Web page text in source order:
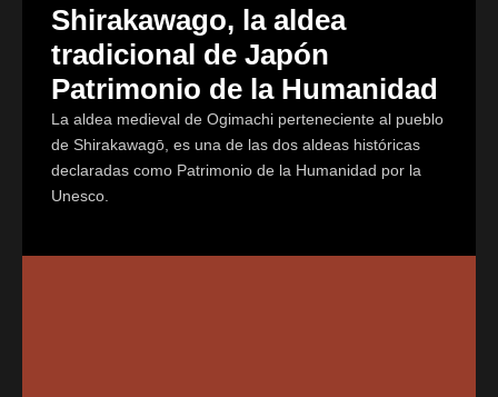
Shirakawago, la aldea
tradicional de Japón
Patrimonio de la Humanidad
La aldea medieval de Ogimachi perteneciente al pueblo
de Shirakawagō, es una de las dos aldeas históricas
declaradas como Patrimonio de la Humanidad por la
Unesco.